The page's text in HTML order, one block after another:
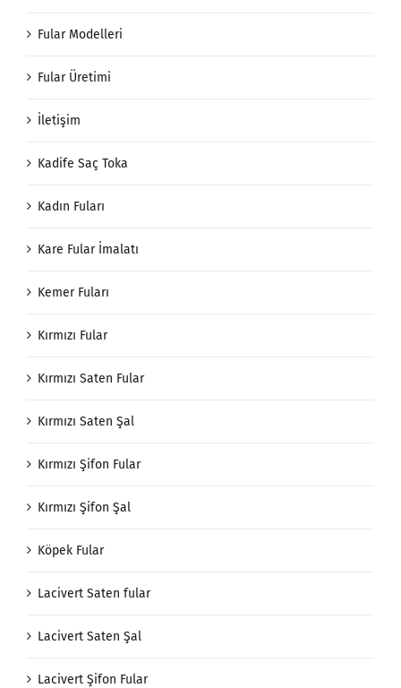
Fular Modelleri
Fular Üretimi
İletişim
Kadife Saç Toka
Kadın Fuları
Kare Fular İmalatı
Kemer Fuları
Kırmızı Fular
Kırmızı Saten Fular
Kırmızı Saten Şal
Kırmızı Şifon Fular
Kırmızı Şifon Şal
Köpek Fular
Lacivert Saten fular
Lacivert Saten Şal
Lacivert Şifon Fular